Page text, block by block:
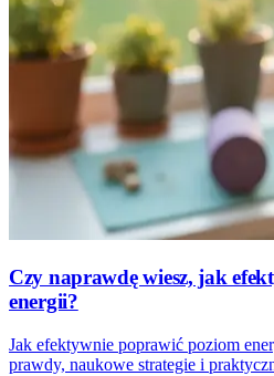
Czy naprawdę wiesz, jak
energii?
Jak efektywnie poprawić poziom
prawdy, naukowe strategie i